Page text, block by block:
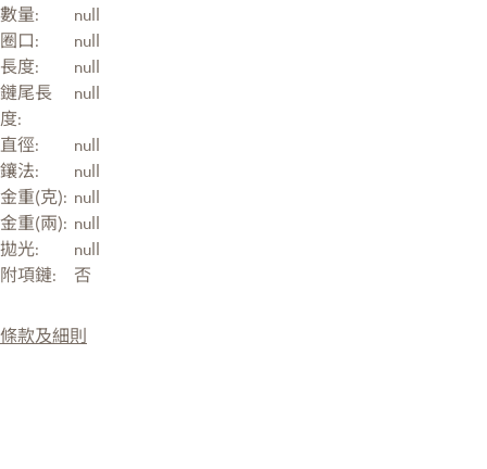
數量:
null
圈口:
null
長度:
null
鏈尾長
度:
null
直徑:
null
鑲法:
null
金重(克): null
金重(兩): null
拋光:
null
附項鏈:
否
條款及細則